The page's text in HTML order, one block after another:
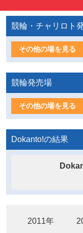
競輪・チャリロト
その他の場を見る
競輪発売場
その他の場を見る
Dokanto!の結果
2011年